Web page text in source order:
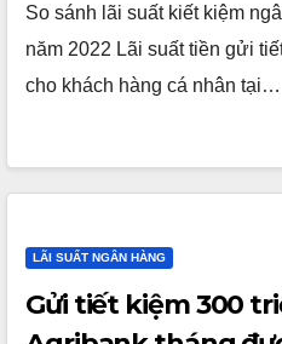
So sánh lãi suất kiết kiệm
năm 2022 Lãi suất tiền gửi
cho khách hàng cá nhân tại…
LÃI SUẤT NGÂN HÀNG
Gửi tiết kiệm 300